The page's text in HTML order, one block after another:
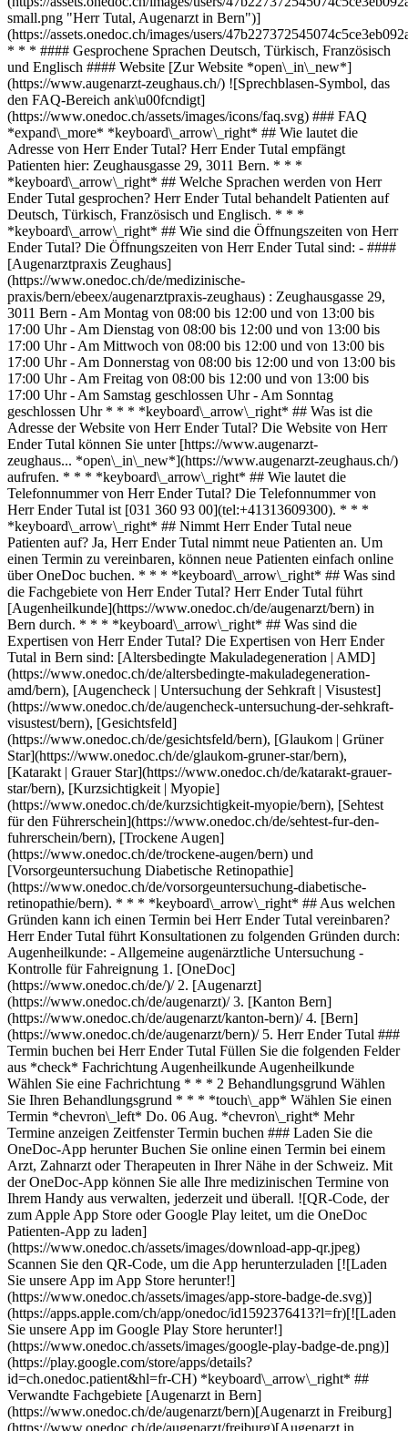
small.png "Herr Tutal, Augenarzt in Bern")]
(https://assets.onedoc.ch/images/users/
* * * #### Gesprochene Sprachen Deutsch, Türkisch, Französisch
und Englisch #### Website [Zur Website *open\_in\_new*]
(https://www.augenarzt-zeughaus.ch/) ![Sprechblasen-Symbol, das
den FAQ-Bereich ank\u00fcndigt]
(https://www.onedoc.ch/assets/images/icons/faq.svg) ### FAQ
*expand\_more* *keyboard\_arrow\_right* ## Wie lautet die
Adresse von Herr Ender Tutal? Herr Ender Tutal empfängt
Patienten hier: Zeughausgasse 29, 3011 Bern. * * *
*keyboard\_arrow\_right* ## Welche Sprachen werden von Herr
Ender Tutal gesprochen? Herr Ender Tutal behandelt Patienten auf
Deutsch, Türkisch, Französisch und Englisch. * * *
*keyboard\_arrow\_right* ## Wie sind die Öffnungszeiten von Herr
Ender Tutal? Die Öffnungszeiten von Herr Ender Tutal sind: - ####
[Augenarztpraxis Zeughaus]
(https://www.onedoc.ch/de/medizinische-
praxis/bern/ebeex/augenarztpraxis-zeughaus) : Zeughausgasse 29,
3011 Bern - Am Montag von 08:00 bis 12:00 und von 13:00 bis
17:00 Uhr - Am Dienstag von 08:00 bis 12:00 und von 13:00 bis
17:00 Uhr - Am Mittwoch von 08:00 bis 12:00 und von 13:00 bis
17:00 Uhr - Am Donnerstag von 08:00 bis 12:00 und von 13:00 bis
17:00 Uhr - Am Freitag von 08:00 bis 12:00 und von 13:00 bis
17:00 Uhr - Am Samstag geschlossen Uhr - Am Sonntag
geschlossen Uhr * * * *keyboard\_arrow\_right* ## Was ist die
Adresse der Website von Herr Ender Tutal? Die Website von Herr
Ender Tutal können Sie unter [https://www.augenarzt-
zeughaus... *open\_in\_new*](https://www.augenarzt-zeughaus.ch/)
aufrufen. * * * *keyboard\_arrow\_right* ## Wie lautet die
Telefonnummer von Herr Ender Tutal? Die Telefonnummer von
Herr Ender Tutal ist [031 360 93 00](tel:+41313609300). * * *
*keyboard\_arrow\_right* ## Nimmt Herr Ender Tutal neue
Patienten auf? Ja, Herr Ender Tutal nimmt neue Patienten an. Um
einen Termin zu vereinbaren, können neue Patienten einfach online
über OneDoc buchen. * * * *keyboard\_arrow\_right* ## Was sind
die Fachgebiete von Herr Ender Tutal? Herr Ender Tutal führt
[Augenheilkunde](https://www.onedoc.ch/de/augenarzt/bern) in
Bern durch. * * * *keyboard\_arrow\_right* ## Was sind die
Expertisen von Herr Ender Tutal? Die Expertisen von Herr Ender
Tutal in Bern sind: [Altersbedingte Makuladegeneration | AMD]
(https://www.onedoc.ch/de/altersbedingte-makuladegeneration-
amd/bern), [Augencheck | Untersuchung der Sehkraft | Visustest]
(https://www.onedoc.ch/de/augencheck-untersuchung-der-sehkraft-
visustest/bern), [Gesichtsfeld]
(https://www.onedoc.ch/de/gesichtsfeld/bern), [Glaukom | Grüner
Star](https://www.onedoc.ch/de/glaukom-gruner-star/bern),
[Katarakt | Grauer Star](https://www.onedoc.ch/de/katarakt-grauer-
star/bern), [Kurzsichtigkeit | Myopie]
(https://www.onedoc.ch/de/kurzsichtigkeit-myopie/bern), [Sehtest
für den Führerschein](https://www.onedoc.ch/de/sehtest-fur-den-
fuhrerschein/bern), [Trockene Augen]
(https://www.onedoc.ch/de/trockene-augen/bern) und
[Vorsorgeuntersuchung Diabetische Retinopathie]
(https://www.onedoc.ch/de/vorsorgeuntersuchung-diabetische-
retinopathie/bern). * * * *keyboard\_arrow\_right* ## Aus welchen
Gründen kann ich einen Termin bei Herr Ender Tutal vereinbaren?
Herr Ender Tutal führt Konsultationen zu folgenden Gründen durch:
Augenheilkunde: - Allgemeine augenärztliche Untersuchung -
Kontrolle für Fahreignung 1. [OneDoc](https://www.onedoc.ch/de/)/ 2. [Augenarzt](https://www.onedoc.ch/de/augenarzt)/ 3. [Kanton Bern](https://www.onedoc.ch/de/augenarzt/kanton-bern)/ 4. [Bern](https://www.onedoc.ch/de/augenarzt/bern)/ 5. Herr Ender Tutal ### Termin buchen bei Herr Ender Tutal Füllen Sie die folgenden Felder aus *check* Fachrichtung Augenheilkunde Augenheilkunde Wählen Sie eine Fachrichtung * * * 2 Behandlungsgrund Wählen Sie Ihren Behandlungsgrund * * * *touch\_app* Wählen Sie einen Termin *chevron\_left* Do. 06 Aug. *chevron\_right* Mehr Termine anzeigen Zeitfenster Termin buchen ### Laden Sie die OneDoc-App herunter Buchen Sie online einen Termin bei einem Arzt, Zahnarzt oder Therapeuten in Ihrer Nähe in der Schweiz. Mit der OneDoc-App können Sie alle Ihre medizinischen Termine von Ihrem Handy aus verwalten, jederzeit und überall. ![QR-Code, der zum Apple App Store oder Google Play leitet, um die OneDoc Patienten-App zu laden](https://www.onedoc.ch/assets/images/download-app-qr.jpeg) Scannen Sie den QR-Code, um die App herunterzuladen [![Laden Sie unsere App im App Store herunter!](https://www.onedoc.ch/assets/images/app-store-badge-de.svg)](https://apps.apple.com/ch/app/onedoc/id1592376413?l=fr)[![Laden Sie unsere App im Google Play Store herunter!](https://www.onedoc.ch/assets/images/google-play-badge-de.png)](https://play.google.com/store/apps/details?id=ch.onedoc.patient&hl=fr-CH) *keyboard\_arrow\_right* ## Verwandte Fachgebiete [Augenarzt in Bern](https://www.onedoc.ch/de/augenarzt/bern)[Augenarzt in Freiburg](https://www.onedoc.ch/de/augenarzt/freiburg)[Augenarzt in Solothurn](https://www.onedoc.ch/de/augenarzt/solothurn)[Augenarzt in Biel](https://www.onedoc.ch/de/augenarzt/biel)[Augenarzt in Urtenen-Schönbühl](https://www.onedoc.ch/de/augenarzt/urtenen-schonbuhl)[Augenarzt in Langenthal](https://www.onedoc.ch/de/augenarzt/langenthal)[Augenarzt in Thun](https://www.onedoc.ch/de/augenarzt/thun) *keyboard\_arrow\_right* ## Verwandte Expertisen [Altersbedingte Makuladegeneration | AMD in Bern](https://www.onedoc.ch/de/altersbedingte-makuladegeneration-amd/bern)[Altersbedingte Makuladegeneration | AMD in Solothurn](https://www.onedoc.ch/de/altersbedingte-makuladegeneration-amd/solothurn)[Altersbedingte Makuladegeneration | AMD in Urtenen-Schönbühl](https://www.onedoc.ch/de/altersbedingte-makuladegeneration-amd/urtenen-schonbuhl)[Altersbedingte Makuladegeneration | AMD in Langenthal](https://www.onedoc.ch/de/altersbedingte-makuladegeneration-amd/langenthal)[Altersbedingte Makuladegeneration | AMD in Grenchen SO](https://www.onedoc.ch/de/altersbedingte-makuladegeneration-amd/grenchen?state=SO)[Altersbedingte Makuladegeneration | AMD in Givisiez](https://www.onedoc.ch/de/altersbedingte-makuladegeneration-amd/givisiez)[Altersbedingte Makuladegeneration | AMD in Zollikofen](https://www.onedoc.ch/de/altersbedingte-makuladegeneration-amd/zollikofen)[Altersbedingte Makuladegeneration | AMD in Interlaken](https://www.onedoc.ch/de/altersbedingte-makuladegeneration-amd/interlaken)[Altersbedingte Makuladegeneration | AMD in Riaz](https://www.onedoc.ch/de/altersbedingte-makuladegeneration-amd/riaz)[Altersbedingte Makuladegeneration | AMD in Wolhusen](https://www.onedoc.ch/de/altersbedingte-makuladegeneration-amd/wolhusen)[Altersbedingte Makuladegeneration | AMD in Frutigen](https://www.onedoc.ch/de/altersbedingte-makuladegeneration-amd/frutigen)[Altersbedingte Makuladegeneration | AMD in Konolfingen](https://www.onedoc.ch/de/altersbedingte-makuladegeneration-amd/konolfingen)[Altersbedingte Makuladegeneration | AMD in Worb](https://www.onedoc.ch/de/altersbedingte-makuladegeneration-amd/worb)[Altersbedingte Makuladegeneration | AMD in Estavayer](https://www.onedoc.ch/de/altersbedingte-makuladegeneration-amd/estavayer)[Altersbedingte Makuladegeneration | AMD in Freiburg](https://www.onedoc.ch/de/altersbedingte-makuladegeneration-amd/freiburg)[Augencheck | Untersuchung der Sehkraft | Visustest in Bern](https://www.onedoc.ch/de/augencheck-untersuchung-der-sehkraft-visustest/bern)[Augencheck | Untersuchung der Sehkraft | Visustest in Solothurn](https://www.onedoc.ch/de/augencheck-untersuchung-der-sehkraft-visustest/solothurn)[Augencheck | Untersuchung der Sehkraft | Visustest in Thun](https://www.onedoc.ch/de/augencheck-untersuchung-der-sehkraft-visustest/thun)[Augencheck | Untersuchung der Sehkraft | Visustest in Biel](https://www.onedoc.ch/de/augencheck-untersuchung-der-sehkraft-visustest/biel)[Augencheck | Untersuchung der Sehkraft | Visustest in Urtenen-Schönbühl](https://www.onedoc.ch/de/augencheck-untersuchung-der-sehkraft-visustest/urtenen-schonbuhl)[Augencheck | Untersuchung der Sehkraft | Visustest in Neuenburg](https://www.onedoc.ch/de/augencheck-untersuchung-der-sehkraft-visustest/neuenburg) *keyboard\_arrow\_right* ## Beliebte Suchbegriffe [Hausarzt (Allgemeinmedizin) in Bern](https://www.onedoc.ch/de/hausarzt-allgemeinmedizin/bern)[Gynäkologe (Frauenarzt und Geburtshelfer) in Bern](https://www.onedoc.ch/de/gynakologe-frauenarzt-und-geburtshelfer/bern)[Physiotherapeut in Bern](https://www.onedoc.ch/de/physiotherapeut/bern)[Augenarzt in Bern](https://www.onedoc.ch/de/augenarzt/bern)[Facharzt für Allgemeine Innere Medizin in Bern](https://www.onedoc.ch/de/facharzt-fur-allgemeine-innere-medizin/bern)[Osteopath in Freiburg](https://www.onedoc.ch/de/osteopath/freiburg)[Hausarzt (Allgemeinmedizin) in Neuenburg](https://www.onedoc.ch/de/hausarzt-allgemeinmedizin/neuenburg)[Orthopädischer Chirurg in Bern](https://www.onedoc.ch/de/orthopadischer-chirurg/bern)[Medizinischer Masseur (Massage) in Bern](https://www.onedoc.ch/de/medizinischer-masseur-massage/bern)[Masseur (klassische Massage) in Bulle](https://www.onedoc.ch/de/masseur-klassische-massage/bulle)[Masseur (klassische Massage) in Freiburg](https://www.onedoc.ch/de/masseur-klassische-massage/freiburg)[Zahnarzt in Bern](https://www.onedoc.ch/de/zahnarzt/bern)[Physiotherapeut in Thun](https://www.onedoc.ch/de/physiotherapeut/thun)[Physiotherapeut in Freiburg](https://www.onedoc.ch/de/physiotherapeut/freiburg)[Hausarzt (Allgemeinmedizin) in Freiburg](https://www.onedoc.ch/de/hausarzt-allgemeinmedizin/freiburg)[Dentalhygieniker in Bern](https://www.onedoc.ch/de/dentalhygieniker/bern)[Physiotherapeut in Bulle](https://www.onedoc.ch/de/physiotherapeut/bulle)[Reflexologietherapeut in Freiburg](https://www.onedoc.ch/de/reflexologietherapeut/freiburg)[Hausarzt (Allgemeinmedizin) in Bulle](https://www.onedoc.ch/de/hausarzt-allgemeinmedizin/bulle)[Masseur (klassische Massage) in Bern](https://www.onedoc.ch/de/masseur-klassische-massage/bern)[Chiropraktor in Bern](https://www.onedoc.ch/de/chiropraktor/bern) *keyboard\_arrow\_right* ## Finden Sie einen Arzt oder Therapeuten [Ärzte- und Therapeutenverzeichnis](https://www.onedoc.ch/de/verzeichnis) [A](https://www.onedoc.ch/de/verzeichnis/A) [B](https://www.onedoc.ch/de/verzeichnis/B) [C](https://www.onedoc.ch/de/verzeichnis/C) [D](https://www.onedoc.ch/de/verzeichnis/D) [E](https://www.onedoc.ch/de/verzeichnis/E) [F](https://www.onedoc.ch/de/verzeichnis/F) [G](https://www.onedoc.ch/de/verzeichnis/G) [H](https://www.onedoc.ch/de/verzeichnis/H) [I](https://www.onedoc.ch/de/verzeichnis/I) [J](https://www.onedoc.ch/de/verzeichnis/J) [K](https://www.onedoc.ch/de/verzeichnis/K) [L](https://www.onedoc.ch/de/verzeichnis/L) [M](https://www.onedoc.ch/de/verzeichnis/M) [N](https://www.onedoc.ch/de/verzeichnis/N) [O](https://www.onedoc.ch/de/verzeichnis/O) [P](https://www.onedoc.ch/de/verzeichnis/P) [Q](https://www.onedoc.ch/de/verzeichnis/Q) [R](https://www.onedoc.ch/de/verzeichnis/R) [S](https://www.onedoc.ch/de/verzeichnis/S) [T](https://www.onedoc.ch/de/verzeichnis/T) [U](https://www.onedoc.ch/de/verzeichnis/U) [V](https://www.onedoc.ch/de/verzeichnis/V) [W](https://www.onedoc.ch/de/verzeichnis/W) [X](https://www.onedoc.ch/de/verzeichnis/X) [Y](https://www.onedoc.ch/de/verzeichnis/Y) [Z](https://www.onedoc.ch/de/verzeichnis/Z) ## OneDoc [Ich bin Gesundheitsfachperson](https://info.onedoc.ch/de/) [Über uns](https://info.onedoc.ch/de/unsere-mission/) [Presse](https://info.onedoc.ch/de/media/) [Karriere](https://career.onedoc.ch/de) [Datenschutzzentrum](https://privacy.onedoc.ch/de/) [Verwaltung der Cookies](javascript:Didomi.preferences.show%28%29) [Hilfezentrum](https://help.onedoc.ch/de/) ## Sprachen [Deutsch](https://www.onedoc.ch/de/augenarzt/bern/pc1e9/ender-tutal) [Français](https://www.onedoc.ch/fr/ophtalmologue/berne/pc1e9/ender-tutal) [Italiano](https://www.onedoc.ch/it/oculista/berna/pc1e9/ender-tutal) [English](https://www.onedoc.ch/en/ophthalmologist/bern/pc1e9/ender-tutal) ## Verwandte Fachgebiete [Augenarzt in Bern](https://www.onedoc.ch/de/augenarzt/bern) [Augenarzt in Freiburg](https://www.onedoc.ch/de/augenarzt/freiburg) [Augenarzt in Solothurn](https://www.onedoc.ch/de/augenarzt/solothurn) [Augenarzt in Biel](https://www.onedoc.ch/de/augenarzt/biel) [Augenarzt in Urtenen-Schönbühl](https://www.onedoc.ch/de/augenarzt/urtenen-schonbuhl) [Augenarzt in Langenthal](https://www.onedoc.ch/de/augenarzt/langenthal) [Augenarzt in Thun](https://www.onedoc.ch/de/augenarzt/thun) ## Verwandte Expertisen [Altersbedingte Makuladegeneration | AMD in Bern](https://www.onedoc.ch/de/altersbedingte-makuladegeneration-amd/bern) [Altersbedingte Makuladegeneration | AMD in Solothurn](https://www.onedoc.ch/de/altersbedingte-makuladegeneration-amd/solothurn) [Altersbedingte Makuladegeneration | AMD in Urtenen-Schönbühl](https://www.onedoc.ch/de/altersbedingte-makuladegeneration-amd/urtenen-schonbuhl) [Altersbedingte Makuladegeneration | AMD in Langenthal](https://www.onedoc.ch/de/altersbedingte-makuladegeneration-amd/langenthal) [Altersbedingte Makuladegeneration | AMD in Grenchen SO](https://www.onedoc.ch/de/altersbedingte-makuladegeneration-amd/grenchen?state=SO) [Altersbedingte Makuladegeneration | AMD in Givisiez](https://www.onedoc.ch/de/altersbedingte-ma